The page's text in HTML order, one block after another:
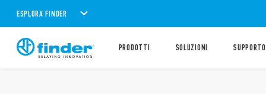
ESPLORA FINDER
PRODOTTI SOLUZIONI SUPPORTO